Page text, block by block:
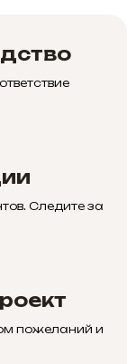
Следите за
пожеланий и